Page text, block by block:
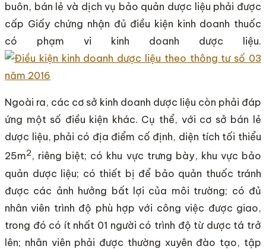
buôn, bán lẻ và dịch vụ bảo quản dược liệu phải được
cấp Giấy chứng nhận đủ điều kiện kinh doanh thuốc
có phạm vi kinh doanh dược liệu.
Ngoài ra, các cơ sở kinh doanh dược liệu còn phải đáp
ứng một số điều kiện khác. Cụ thể, với cơ sở bán lẻ
dược liệu, phải có địa điểm cố định, diện tích tối thiểu
25m2, riêng biệt; có khu vực trưng bày, khu vực bảo
quản dược liệu; có thiết bị để bảo quản thuốc tránh
được các ảnh hưởng bất lợi của môi trường; có đủ
nhân viên trình độ phù hợp với công việc được giao,
trong đó có ít nhất 01 người có trình độ từ dược tá trở
lên; nhân viên phải được thường xuyên đào tạo, tập